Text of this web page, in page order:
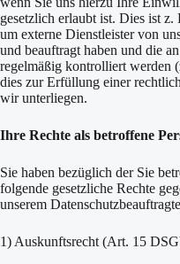
gesetzlich erlaubt ist. Dies ist
um externe Dienstleister von
und beauftragt haben und die
regelmäßig kontrolliert werden
dies zur Erfüllung einer
wir unterliegen.
Ihre Rechte als betroffene
Sie haben bezüglich der Sie
folgende gesetzliche Rechte
unserem
1) Auskunftsrecht (Art. 15